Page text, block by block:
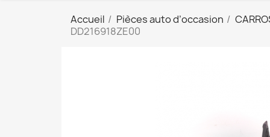
Accueil Pièces auto d’occasion
DD216918ZE00